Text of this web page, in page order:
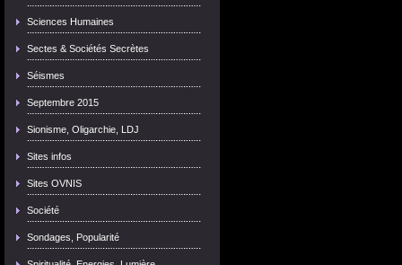
Sciences Humaines
Sectes & Sociétés Secrètes
Séismes
Septembre 2015
Sionisme, Oligarchie, LDJ
Sites infos
Sites OVNIS
Société
Sondages, Popularité